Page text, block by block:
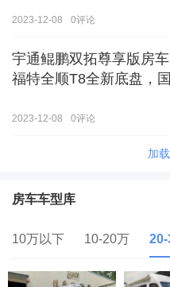
2023-12-08 0评论
宇通鲲鹏双拓尊享版房
福特全顺T8全新底盘，
2023-12-08 0评论
加
房车车型库
10万以下 10-20万